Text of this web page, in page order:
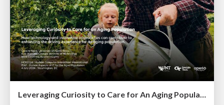
Leveraging Curiosity to Care for An Aging Population